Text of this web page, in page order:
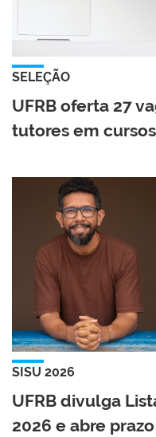
SELEÇÃO
UFRB oferta 27
tutores em
SISU 2026
UFRB divulga
2026 e abre